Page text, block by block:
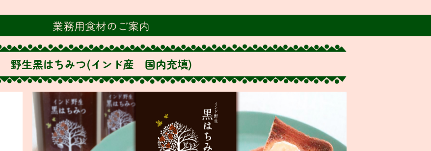
業務用食材のご案内
野生黒はちみつ(インド産 国内充填)